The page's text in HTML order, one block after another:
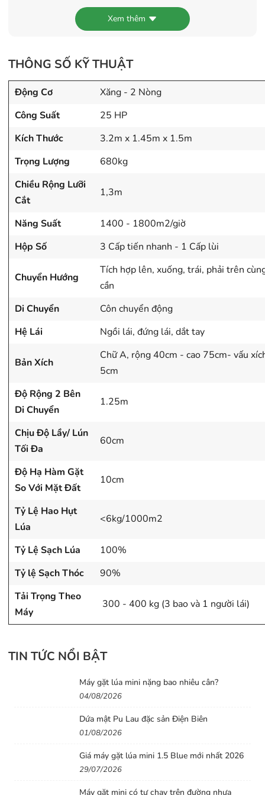
Điểm Nổi Bật Của Máy Gặt Lúa Mini 4LZ - 1.5 Pro
4LZ-1.5 Pro sở hữu bản chữ A xích rộng, chiều cao lên
đến 75 cm, giúp máy dễ dàng vận hành trên địa hình
sình lầy, nơi các dòng máy khác gặp khó khăn, cùng với
không bị hư chân ruộng, thuận tiện hơn cho mùa lúa tiếp
theo.
(Bản xích chữ A chuyên biệt cao 75cm chuyên sình lầy)
Công Suất Mạnh Mẽ:
điểm nhấn của máy gặt lúa mini này, sản sinh công suất
đảm bảo hiệu suất thu hoạch lúa mạnh mẽ và nhanh
chóng, giúp nông dân hoàn thành công việc một cách dễ
dàng và hiệu quả, tăng năng suất thu hoạch.
(Hàm cắt rộng 1.3m giúp tăng năng suất vượt trội)
Xem thêm
THÔNG SỐ KỸ THUẬT
Động Cơ
Xăng - 2 Nòng
Công Suất
25 HP
Kích Thước
3.2m x 1.45m x 1.5m
Trọng Lượng
680kg
Chiều Rộng Lưỡi
Cắt
1,3m
Năng Suất
1400 - 1800m2/giờ
Hộp Số
3 Cấp tiến nhanh - 1 Cấp lùi
Chuyển Hướng
Tích hợp lên, xuống, trái, phải trên
cần
Di Chuyển
Côn chuyển động
Hệ Lái
Ngồi lái, đứng lái, dắt tay
Bản Xích
Chữ A, rộng 40cm - cao 75cm- vấu
5cm
Độ Rộng 2 Bên
Di Chuyển
1.25m
Chịu Độ Lầy/ Lún
Tối Đa
60cm
Độ Hạ Hàm Gặt
So Với Mặt Đất
10cm
Tỷ Lệ Hao Hụt
Lúa
<6kg/1000m2
Tỷ Lệ Sạch Lúa
100%
Tỷ lệ Sạch Thóc
90%
Tải Trọng Theo
Máy
300 - 400 kg (3 bao và 1 người lái)
TIN TỨC NỔI BẬT
Máy gặt lúa mini nặng bao nhiêu cân?
04/08/2026
Dứa mật Pu Lau đặc sản Điện Biên
01/08/2026
Giá máy gặt lúa mini 1.5 Blue mới nhất 2026
29/07/2026
Máy gặt mini có tự chạy trên đường nhựa